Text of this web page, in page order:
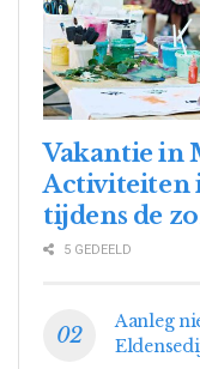
Vakantie in
Activiteiten
tijdens de
5 GEDEELD
Aanleg